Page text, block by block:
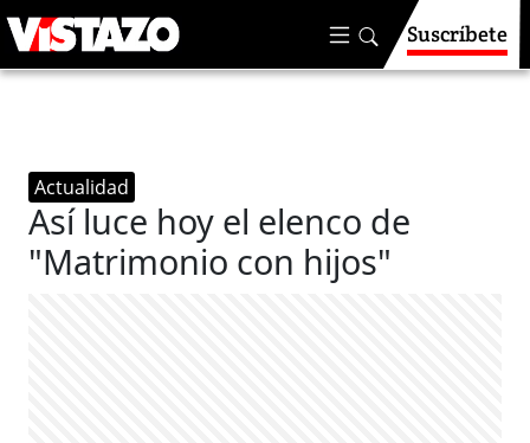
Suscríbete
Actualidad
Así luce hoy el elenco de
"Matrimonio con hijos"